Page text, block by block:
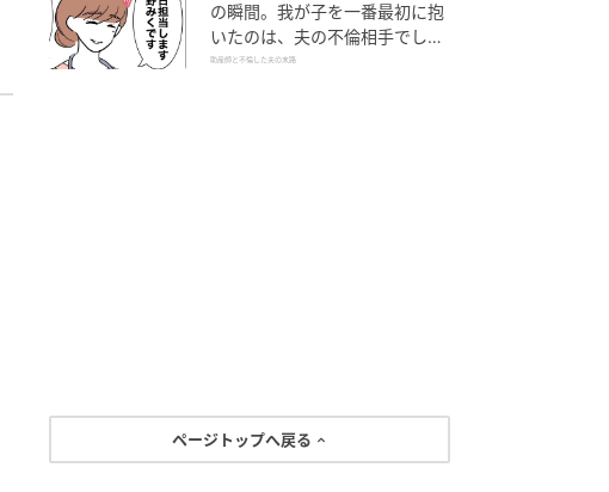
の瞬間。我が子を一番最初に抱
いたのは、夫の不倫相手でし
た。
助産師と不倫した夫の末路
ページトップへ戻る